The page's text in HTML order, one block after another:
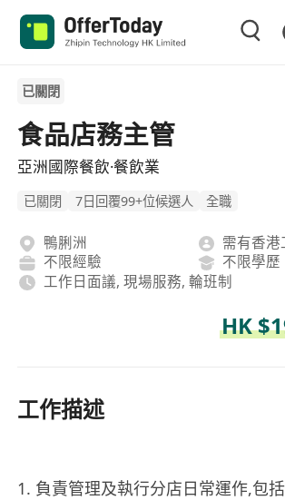
已關閉
食品店務主管
亞洲國際餐飲·餐飲業
已關閉 7日回覆99+位候選人 全職
鴨脷洲
需有香港
不限經驗
不限學歷
工作日面議, 現場服務, 輪班制
HK
工作描述
1. 負責管理及執行分店日常運作,包